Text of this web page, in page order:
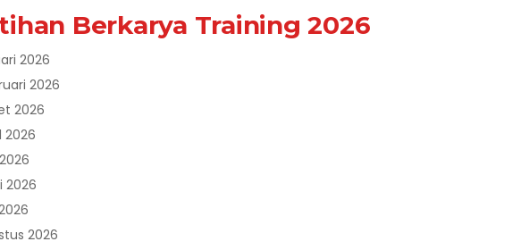
Berkarya Training 2026
2026
2026
2026
2026
2026
2026